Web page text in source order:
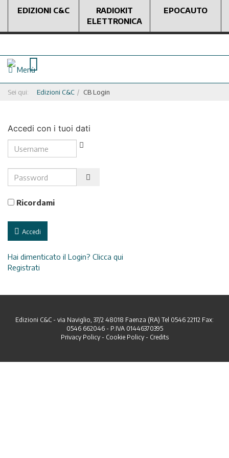
EDIZIONI C&C
RADIOKIT
ELETTRONICA
EPOCAUTO
Menù
Sei qui: Edizioni C&C CB Login
Accedi con i tuoi dati
Username
Password
Ricordami
Accedi
Hai dimenticato il Login? Clicca qui
Registrati
Edizioni C&C - via Naviglio, 37/2 48018 Faenza (RA) Tel 0546 22112 Fax:
0546 662046 - P.IVA 01446370395
Privacy Policy- Cookie Policy- Credits